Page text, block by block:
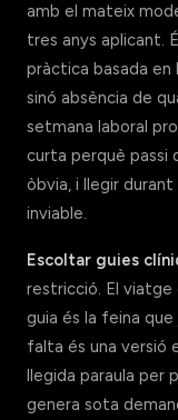
amb el mateix
tres anys aplicant.
pràctica basada
sinó absència de
setmana laboral
curta perquè passi
òbvia, i llegir
inviable.
Escoltar guies
restricció. El viatge
guia és la feina
falta és una versió
llegida paraula per
genera sota